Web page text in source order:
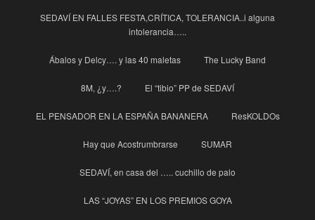
SEDAVÍ EN FALLES FESTA,CRÍTICA, TOLERANCIA..i alguna
intolerancia…..
Ábalos y Delcy…. y las 40 maletas The Lucky Band
8M, ¿y….? El “tibio” PP de SEDAVÍ
EL PENSADOR EN LA ESPAÑA BANANERA ResKOLDOs
Hay que Acostrumbrarse SUMAR
SEDAVÍ, en casa del ….. cuchillo de palo
LAS “JOYAS” EN LOS PREMIOS GOYA